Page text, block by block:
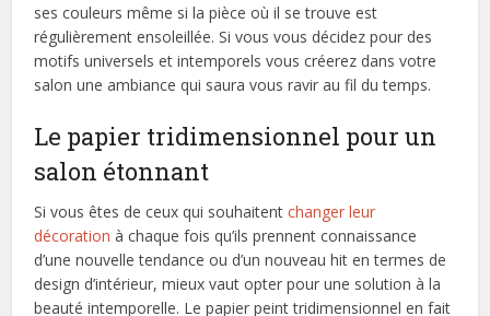
ses couleurs même si la pièce où il se trouve est
régulièrement ensoleillée. Si vous vous décidez pour des
motifs universels et intemporels vous créerez dans votre
salon une ambiance qui saura vous ravir au fil du temps.
Le papier tridimensionnel pour un
salon étonnant
Si vous êtes de ceux qui souhaitentchanger leur
décoration à chaque fois qu’ils prennent connaissance
d’une nouvelle tendance ou d’un nouveau hit en termes de
design d’intérieur, mieux vaut opter pour une solution à la
beauté intemporelle. Le papier peint tridimensionnel en fait